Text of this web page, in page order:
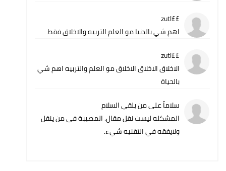
££zutl
اهم شي بالدنيا مو العلم التربيه والاخلاق فقط
££zutl
الاخلاق الاخلاق الاخلاق مو العلم والتربيه اهم شي
بالحياة
سلاماً على من يلقي السلام
المشكله ليست نقل مقال. المصيبة في من ينقل
ولايفقه في التقنيه شيء.